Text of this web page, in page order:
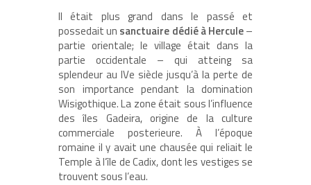
Il était plus grand dans le passé et
possedait un sanctuaire dédié à Hercule–
partie orientale; le village était dans la
partie occidentale – qui atteing sa
splendeur au IVe siècle jusqu’à la perte de
son importance pendant la domination
Wisigothique. La zone était sous l’influence
des îles Gadeira, origine de la culture
commerciale posterieure. À l’époque
romaine il y avait une chausée qui reliait le
Temple à l’île de Cadix, dont les vestiges se
trouvent sous l’eau.